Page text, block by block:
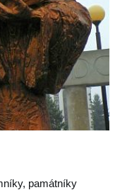
památníky